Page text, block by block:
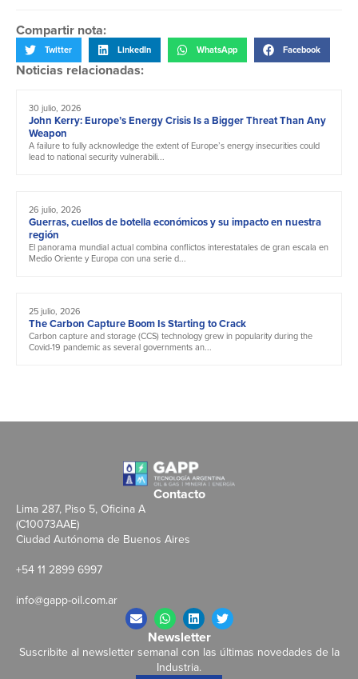
Compartir nota:
Twitter LinkedIn WhatsApp Facebook
Noticias relacionadas:
30 julio, 2026
John Kerry: Europe’s Energy Crisis Is a Bigger Threat Than Any
Weapon
A failure to fully acknowledge the extent of Europe’s energy insecurities could
lead to national security vulnerabili...
26 julio, 2026
Guerras, cuellos de botella económicos y su impacto en nuestra
región
El panorama mundial actual combina conflictos interestatales de gran escala en
Medio Oriente y Europa con una serie d...
25 julio, 2026
The Carbon Capture Boom Is Starting to Crack
Carbon capture and storage (CCS) technology grew in popularity during the
Covid-19 pandemic as several governments an...
Contacto
Lima 287, Piso 5, Oficina A
(C10073AAE)
Ciudad Autónoma de Buenos Aires
+54 11 2899 6997
info@gapp-oil.com.ar
Newsletter
Suscribite al newsletter semanal con las últimas novedades de la
Industria.